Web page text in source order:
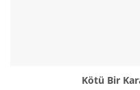
Kötü Bir